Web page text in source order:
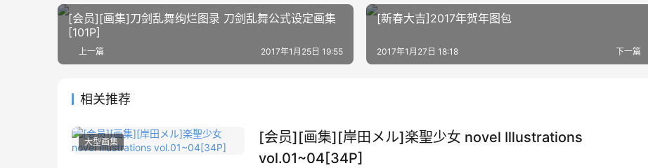
[会员][画集]刀剑乱舞绚烂图录 刀剑乱舞公式设定画集
[101P]
上一篇 2017年1月25日 19:55
[新春大吉]2017年贺年图包
下一篇
2017年1月27日 18:18
相关推荐
大型画集
[会员][画集][岸田メル]楽聖少女 novel Illustrations
vol.01~04[34P]